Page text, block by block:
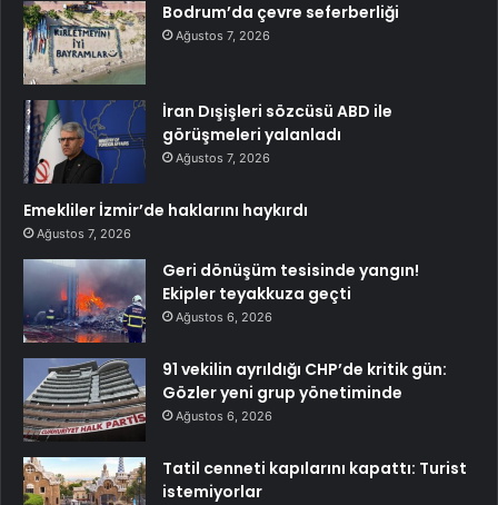
Bodrum’da çevre seferberliği
Ağustos 7, 2026
İran Dışişleri sözcüsü ABD ile
görüşmeleri yalanladı
Ağustos 7, 2026
Emekliler İzmir’de haklarını haykırdı
Ağustos 7, 2026
Geri dönüşüm tesisinde yangın!
Ekipler teyakkuza geçti
Ağustos 6, 2026
91 vekilin ayrıldığı CHP’de kritik gün:
Gözler yeni grup yönetiminde
Ağustos 6, 2026
Tatil cenneti kapılarını kapattı: Turist
istemiyorlar